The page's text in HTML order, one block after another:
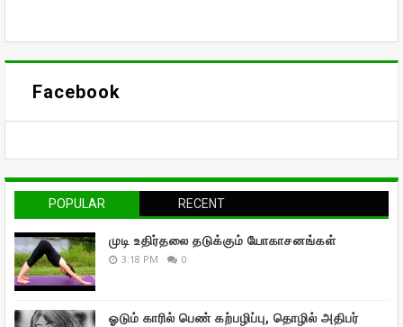
Facebook
POPULAR RECENT
முடி உதிர்தலை தடுக்கும் யோகாசனங்கள்
3:18 PM 0
ஓடும் காரில் பெண் கற்பழிப்பு, தொழில் அதிபர்